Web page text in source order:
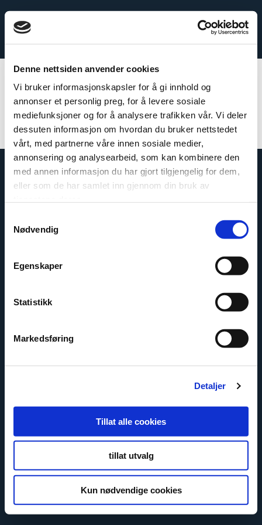
Denne nettsiden anvender cookies
Vi bruker informasjonskapsler for å gi innhold og
annonser et personlig preg, for å levere sosiale
mediefunksjoner og for å analysere trafikken vår. Vi deler
dessuten informasjon om hvordan du bruker nettstedet
vårt, med partnerne våre innen sosiale medier,
annonsering og analysearbeid, som kan kombinere den
med annen informasjon du har gjort tilgjengelig for dem,
eller som de har samlet inn gjennom din bruk av
Nødvendig
Egenskaper
Statistikk
Markedsføring
Detaljer
Tillat alle cookies
tillat utvalg
Kun nødvendige cookies
Made for modular
Menu
Yes! Our panels are tested and approved for wet rooms.
The panels also obtain a Greenguard certification
Contact us
Industriveien 2, NO-4580,
Email:sales@fibo.co.uk
Email:
sko@fibosystem.com
Useful links
Useful links
Close